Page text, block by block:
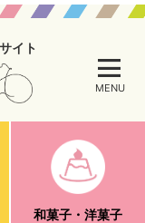
イト
MENU
和菓子・洋菓子